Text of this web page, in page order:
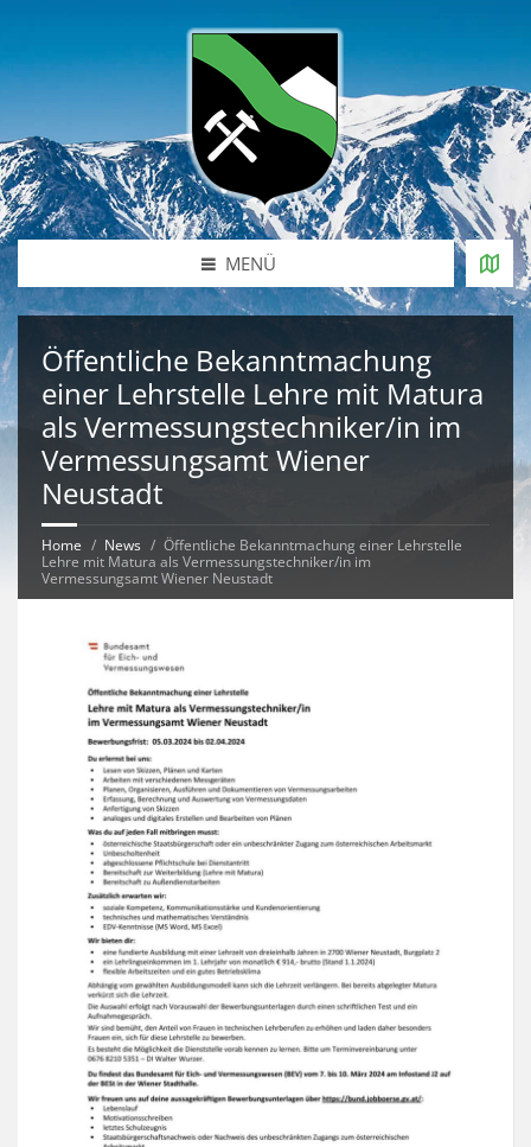
MENÜ
Öffentliche Bekanntmachung
einer Lehrstelle Lehre mit Matura
als Vermessungstechniker/in im
Vermessungsamt Wiener
Neustadt
Home News
Öffentliche Bekanntmachung einer Lehrstelle
Lehre mit Matura als Vermessungstechniker/in im
Vermessungsamt Wiener Neustadt